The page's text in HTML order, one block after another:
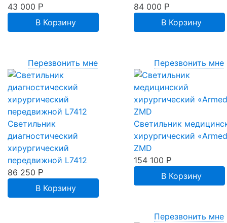
43 000 Р
В Корзину
Перезвонить мне
84 000 Р
В Корзину
Перезвонить мне
Светильник
диагностический
хирургический
передвижной L7412
86 250 Р
В Корзину
Светильник
хирургический
ZMD
154 100 Р
В Корзину
Перезвонить мне